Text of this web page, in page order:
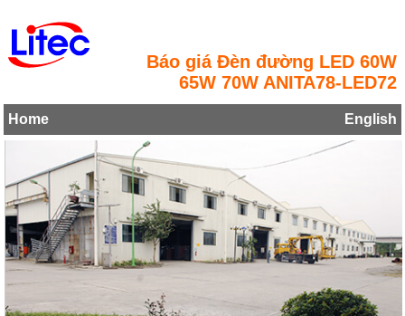
Báo giá Đèn đường LED 60W
65W 70W ANITA78-LED72
Home English